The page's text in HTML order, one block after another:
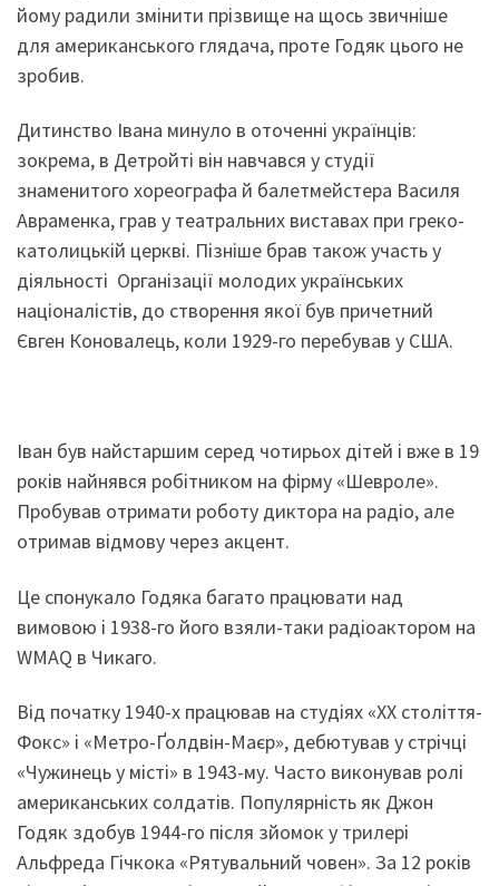
йому радили змінити прізвище на щось звичніше
для американського глядача, проте Годяк цього не
зробив.
Дитинство Івана минуло в оточенні українців:
зокрема, в Детройті він навчався у студії
знаменитого хореографа й балетмейстера Василя
Авраменка, грав у театральних виставах при греко-
католицькій церкві. Пізніше брав також участь у
діяльності Організації молодих українських
націоналістів, до створення якої був причетний
Євген Коновалець, коли 1929-го перебував у США.
Іван був найстаршим серед чотирьох дітей і вже в 19
років найнявся робітником на фірму «Шевроле».
Пробував отримати роботу диктора на радіо, але
отримав відмову через акцент.
Це спонукало Годяка багато працювати над
вимовою і 1938-го його взяли-таки радіоактором на
WMAQ в Чикаго.
Від початку 1940-х працював на студіях «ХХ століття-
Фокс» і «Метро-Ґолдвін-Маєр», дебютував у стрічці
«Чужинець у місті» в 1943-му. Часто виконував ролі
американських солдатів. Популярність як Джон
Годяк здобув 1944-го після зйомок у трилері
Альфреда Гічкока «Рятувальний човен». За 12 років